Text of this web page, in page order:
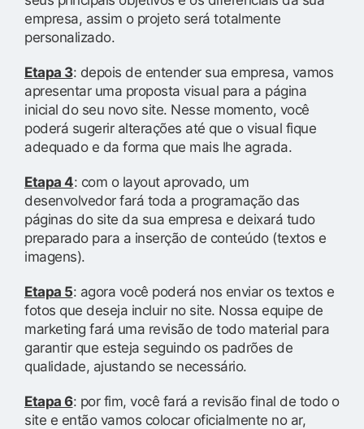
empresa, assim o projeto será totalmente
personalizado.
Etapa 3: depois de entender sua empresa, vamos
apresentar uma proposta visual para a página
inicial do seu novo site. Nesse momento, você
poderá sugerir alterações até que o visual fique
adequado e da forma que mais lhe agrada.
Etapa 4: com o layout aprovado, um
desenvolvedor fará toda a programação das
páginas do site da sua empresa e deixará tudo
preparado para a inserção de conteúdo (textos e
imagens).
Etapa 5: agora você poderá nos enviar os textos e
fotos que deseja incluir no site. Nossa equipe de
marketing fará uma revisão de todo material para
garantir que esteja seguindo os padrões de
qualidade, ajustando se necessário.
Etapa 6: por fim, você fará a revisão final de todo o
site e então vamos colocar oficialmente no ar,